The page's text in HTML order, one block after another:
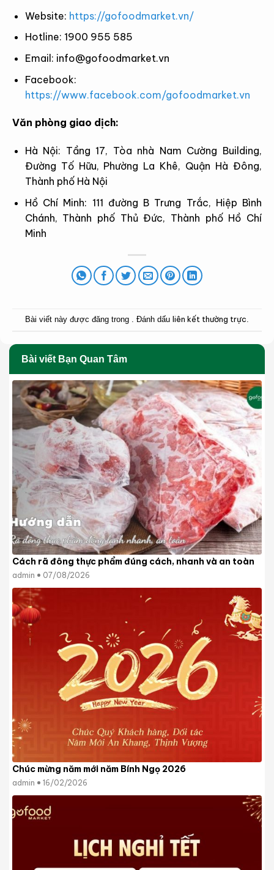
Website: https://gofoodmarket.vn/
Hotline: 1900 955 585
Email: info@gofoodmarket.vn
Facebook:
https://www.facebook.com/gofoodmarket.vn
Văn phòng giao dịch:
Hà Nội: Tầng 17, Tòa nhà Nam Cường Building,
Đường Tố Hữu, Phường La Khê, Quận Hà Đông,
Thành phố Hà Nội
Hồ Chí Minh: 111 đường B Trưng Trắc, Hiệp Bình
Chánh, Thành phố Thủ Đức, Thành phố Hồ Chí
Minh
Bài viết này được đăng trong . Đánh dấu liên kết thường trực.
Bài viết Bạn Quan Tâm
Cách rã đông thực phẩm đúng cách, nhanh và an toàn
admin 07/08/2026
Chúc mừng năm mới năm Bính Ngọ 2026
admin 16/02/2026